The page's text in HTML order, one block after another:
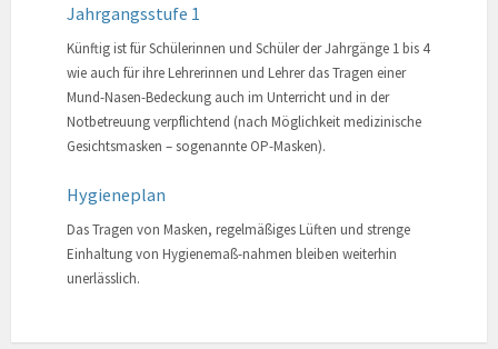
Jahrgangsstufe 1
Künftig ist für Schülerinnen und Schüler der Jahrgänge 1 bis 4
wie auch für ihre Lehrerinnen und Lehrer das Tragen einer
Mund-Nasen-Bedeckung auch im Unterricht und in der
Notbetreuung verpflichtend (nach Möglichkeit medizinische
Gesichtsmasken – sogenannte OP-Masken).
Hygieneplan
Das Tragen von Masken, regelmäßiges Lüften und strenge
Einhaltung von Hygienemaß-nahmen bleiben weiterhin
unerlässlich.